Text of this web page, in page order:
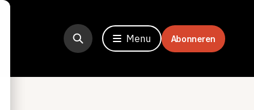
Menu Abonneren